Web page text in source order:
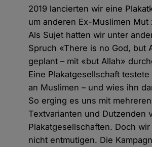
2019 lancierten wir eine
um anderen Ex-Muslimen Mut
Als Sujet hatten wir unter
Spruch «There is no God, but
geplant – mit «but Allah»
Eine Plakatgesellschaft
an Muslimen – und wies ihn
So erging es uns mit mehreren
Textvarianten und Dutzenden
Plakatgesellschaften. Doch
nicht entmutigen. Die